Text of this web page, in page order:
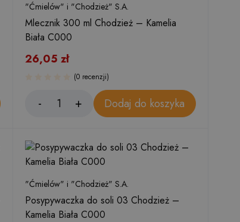
"Ćmielów" i "Chodzież" S.A.
Mlecznik 300 ml Chodzież – Kamelia
Biała C000
26,05 zł
(0 recenzji)
Dodaj do koszyka
"Ćmielów" i "Chodzież" S.A.
Posypywaczka do soli 03 Chodzież –
Kamelia Biała C000